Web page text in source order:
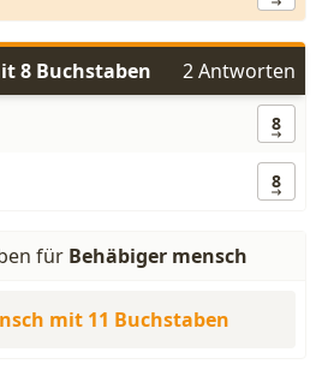
8 Buchstaben
2 Antworten
8
8
für Behäbiger mensch
mit 11 Buchstaben